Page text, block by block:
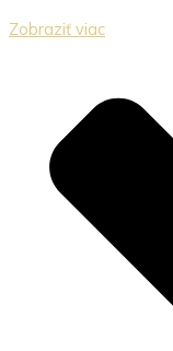
Zobraziť viac